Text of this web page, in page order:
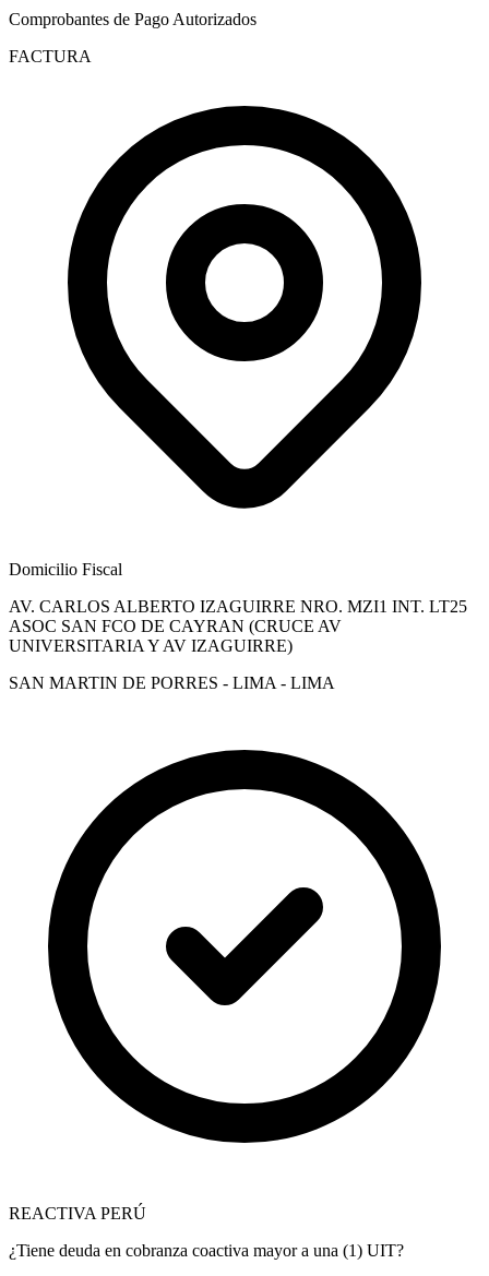
Comprobantes de Pago Autorizados
FACTURA
Domicilio Fiscal
AV. CARLOS ALBERTO IZAGUIRRE NRO. MZI1 INT. LT25
ASOC SAN FCO DE CAYRAN (CRUCE AV
UNIVERSITARIA Y AV IZAGUIRRE)
SAN MARTIN DE PORRES - LIMA - LIMA
REACTIVA PERÚ
¿Tiene deuda en cobranza coactiva mayor a una (1) UIT?